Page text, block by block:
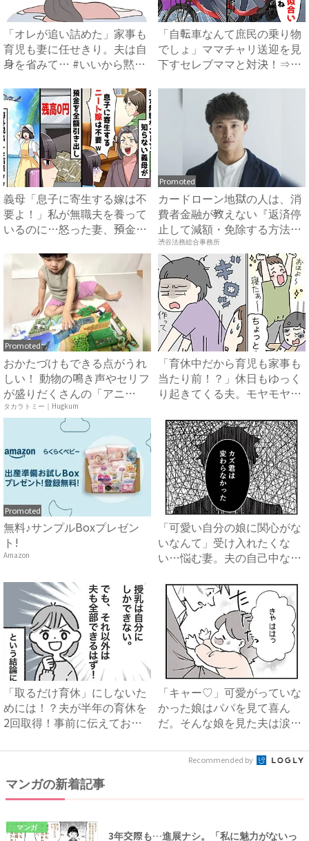
「オレが追い詰めた」家事も
育児も妻に任せきり。夫は自
身を省みて… #いいから黙
「自転車なんて庶民の乗り物
でしょ」ママチャリ送迎を見
下すセレブママと対決！⇒衝
義母「息子に寄生する嫁は不
要よ！」私が無職夫を養って
いるのに…怒った妻、預金残
Promoted
カードローン地獄の人は、消
費者金融が教えない『返済停
止して減額・免除する方法』
で...
渋谷法務総合事務所
Promoted
おかたづけもできる点がうれ
しい！ 動物の鳴き声やセリフ
が盛りだくさんの「アニ
ア ...
タカラトミー｜Hugkum
「育休中だから育児も家事も
当たり前！？」休日もゆっく
り起きてくる夫。モヤモヤが
Promoted
無料♪サンプルBoxプレゼン
ト!
Amazon
「可愛い自分の娘に関心がな
いなんて」受け入れたくな
い…悩む妻。夫の自己中な言
「取るだけ育休」にしないた
めには！？夫が半年の育休を
2回取得！事前に伝えておい
「キャー♡」可愛がっていな
かった娘はパパを見て喜ん
だ。そんな娘を見た夫は涙を
Recommended by
マンガの新着記事
マンガ
3年交際も…進展ナシ。「私に魅力がないっ